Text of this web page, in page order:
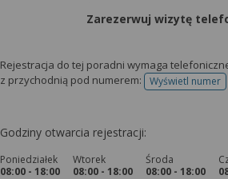
Zarezerwuj wizytę
Rejestracja do tej poradni wymaga
z przychodnią pod numerem:
Wyświetl numer
telefonu
Godziny otwarcia rejestracji:
Poniedziałek
08:00 - 18:00
Wtorek
08:00 - 18:00
Środa
08:00 - 18:00